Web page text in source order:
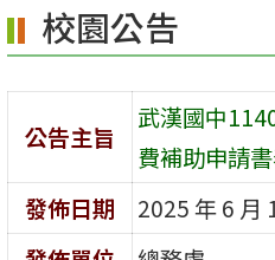
容
區
校園公告
公告主旨
武漢國中
費補助申請
發佈日期
2025 年 6 月